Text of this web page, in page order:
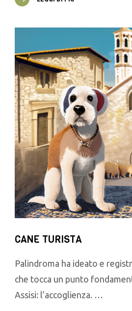
CANE TURISTA
Palindroma ha ideato e
che tocca un punto
Assisi: l’accoglienza. …